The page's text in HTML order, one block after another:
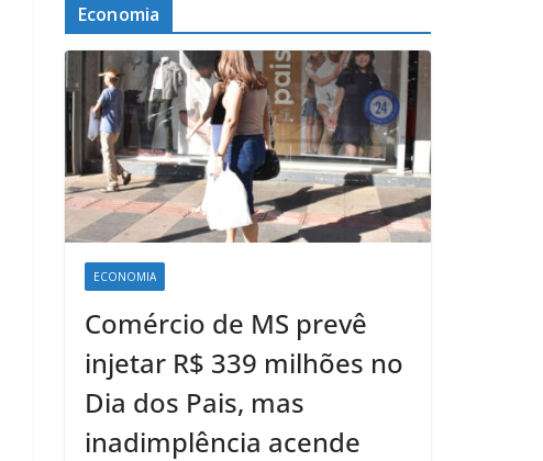
Economia
ECONOMIA
Comércio de MS prevê
injetar R$ 339 milhões no
Dia dos Pais, mas
inadimplência acende